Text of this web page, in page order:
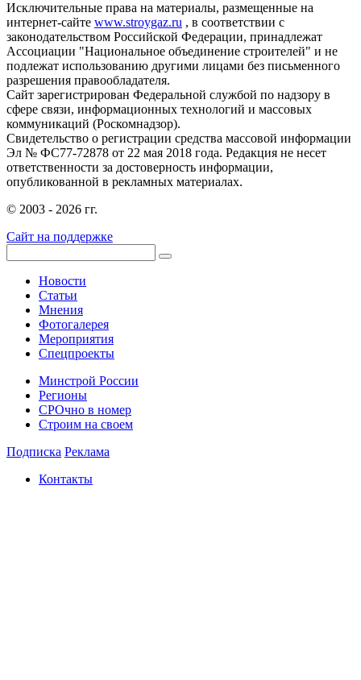
Исключительные права на материалы, размещенные на
интернет-сайте www.stroygaz.ru , в соответствии с
законодательством Российской Федерации, принадлежат
Ассоциации "Национальное объединение строителей" и не
подлежат использованию другими лицами без письменного
разрешения правообладателя.
Сайт зарегистрирован Федеральной службой по надзору в
сфере связи, информационных технологий и массовых
коммуникаций (Роскомнадзор).
Свидетельство о регистрации средства массовой информации
Эл № ФС77-72878 от 22 мая 2018 года. Редакция не несет
ответственности за достоверность информации,
опубликованной в рекламных материалах.
© 2003 - 2026 гг.
Сайт на поддержке
Новости
Статьи
Мнения
Фотогалерея
Мероприятия
Спецпроекты
Минстрой России
Регионы
СРОчно в номер
Строим на своем
Подписка Реклама
Контакты